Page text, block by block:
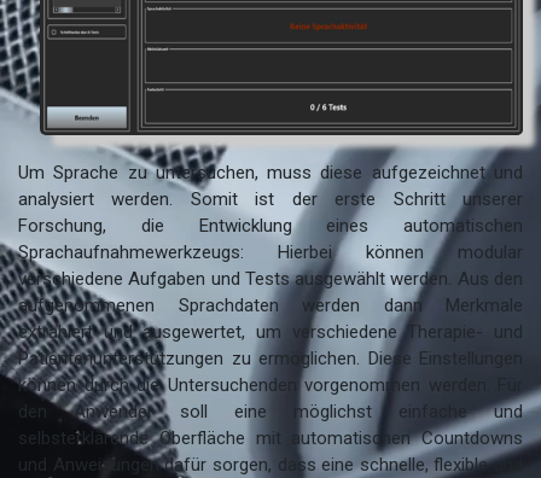
Um Sprache zu untersuchen, muss diese aufgezeichnet und
analysiert werden. Somit ist der erste Schritt unserer
Forschung, die Entwicklung eines automatischen
Sprachaufnahmewerkzeugs: Hierbei können modular
verschiedene Aufgaben und Tests ausgewählt werden. Aus den
aufgenommenen Sprachdaten werden dann Merkmale
extrahiert und ausgewertet, um verschiedene Therapie- und
Patientenunterstützungen zu ermöglichen. Diese Einstellungen
können durch die Untersuchenden vorgenommen werden. Für
den Anwender soll eine möglichst einfache und
selbsterklärende Oberfläche mit automatischen Countdowns
und Anweisungen dafür sorgen, dass eine schnelle, flexible und